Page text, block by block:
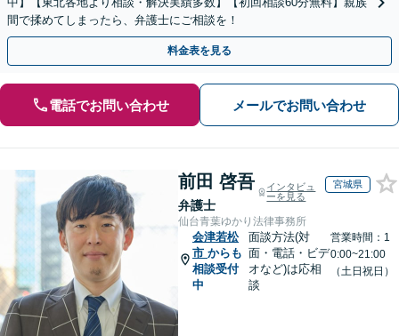
間で揉めてしまったら、弁護士にご相談を！
料金表を見る
電話でお問い合わせ メールでお問い合わせ
前田 啓吾
弁護士
インタビュ
ーを見る
宮城県
仙台青葉ゆかり法律事務所
会津若松
市 からも
相談受付
中
面談方法(対
面・電話・ビデ
オなど)は応相
談
営業時間：1
0:00~21:00
（土日祝日）